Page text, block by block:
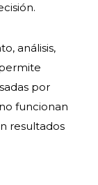
análisis,
por
funcionan
resultados